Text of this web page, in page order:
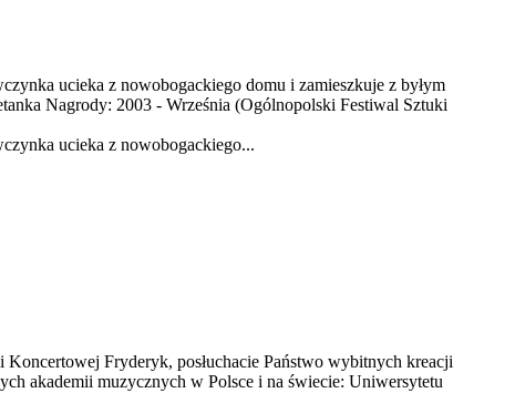
ucieka z nowobogackiego domu i zamieszkuje z byłym
Nagrody: 2003 - Września (Ogólnopolski Festiwal Sztuki
ucieka z nowobogackiego...
Koncertowej Fryderyk, posłuchacie Państwo wybitnych kreacji
akademii muzycznych w Polsce i na świecie: Uniwersytetu